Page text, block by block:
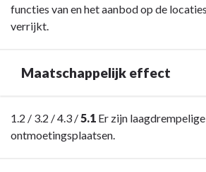
Wat
heeft
deze
functies van en het aanbod op de
verrijkt.
Maatschappelijk effect
Terug
naar
1.2 / 3.2 / 4.3 / 5.1 Er zijn
ontmoetingsplaatsen.